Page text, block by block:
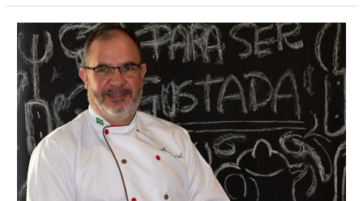
AULA
DE
RISOTOS
ESPECIAIS
TRAZ
RECEITAS
QUE
VALORIZAM
VERSATILIDADE